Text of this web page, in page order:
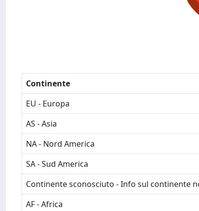
Continente
EU - Europa
AS - Asia
NA - Nord America
SA - Sud America
Continente sconosciuto - Info sul continente
AF - Africa